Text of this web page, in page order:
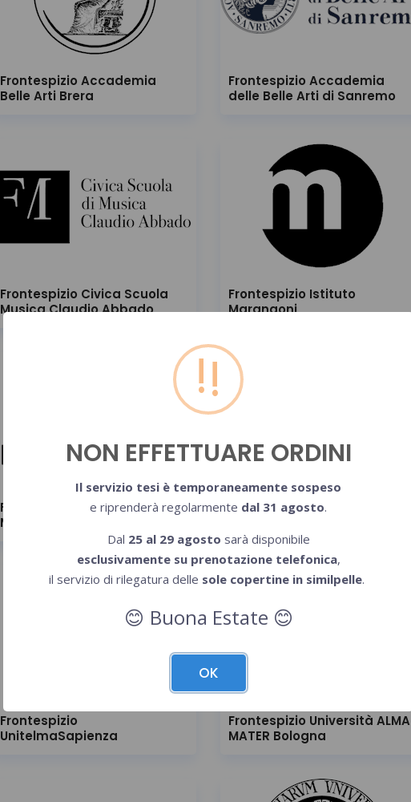
Frontespizio Accademia
Belle Arti Brera
Frontespizio Accademia
delle Belle Arti di Sanremo
Frontespizio Civica Scuola
Musica Claudio Abbado
Frontespizio Istituto
Marangoni
Frontespizio Politecnico di
Milano (laterale sinistra)
Frontespizio Politecnico di
Frontespizio
UnitelmaSapienza
Frontespizio Università ALMA
MATER Bologna
!
NON EFFETTUARE ORDINI
Il servizio tesi è temporaneamente sospeso
e riprenderà regolarmente dal 31 agosto.
Dal 25 al 29 agosto sarà disponibile
esclusivamente su prenotazione telefonica,
il servizio di rilegatura delle sole copertine in similpelle.
😊 Buona Estate 😊
OK